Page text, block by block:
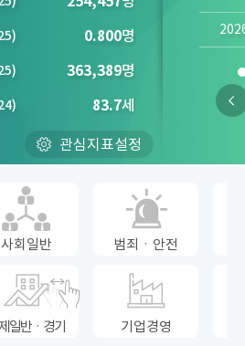
0.800명
363,389명
83.7세
관심지표설정
사회일반 범죄ㆍ안전
일반ㆍ경기 기업경영